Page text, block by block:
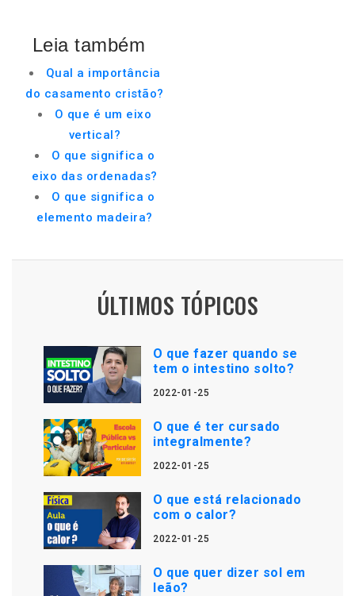
Leia também
Qual a importância
do casamento cristão?
O que é um eixo
vertical?
O que significa o
eixo das ordenadas?
O que significa o
elemento madeira?
ÚLTIMOS TÓPICOS
O que fazer quando se
tem o intestino solto?
2022-01-25
O que é ter cursado
integralmente?
2022-01-25
O que está relacionado
com o calor?
2022-01-25
O que quer dizer sol em
leão?